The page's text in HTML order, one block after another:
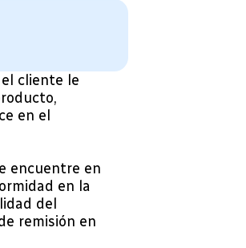
cliente le
en el
encuentre en
en la
del
remisión en